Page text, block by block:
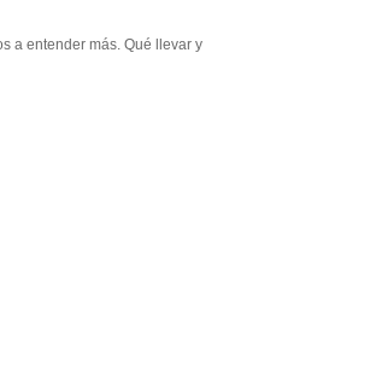
a entender más. Qué llevar y